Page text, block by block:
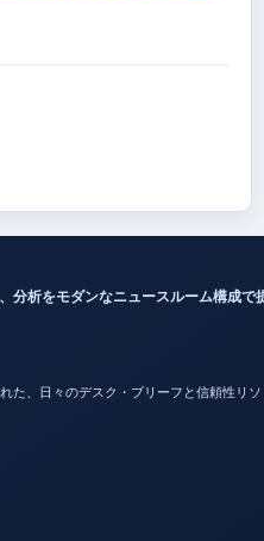
分析をモダンなニュースルーム構成で
た、日々のデスク・ブリーフと信頼性リソ